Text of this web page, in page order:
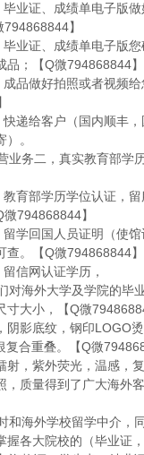
业证、成绩单电子版
】
业证、成绩单电子版
品；【Q微794868844】
品做好拍照或者视频
递给客户（国内顺丰，
。
业务二，真实教育部学
育部学历学位认证，
794868844】
学回国人员证明（使
查。【Q微794868844】
信网认证学历，
对海外大学及学院的毕
寸大小，【Q微
阴影底纹，钢印LOGO烫
复合重叠。【Q微
射，紫外荧光，温感，
，质量得到了广大海外
和海外学校留学中介，
握各大院校的（毕业证